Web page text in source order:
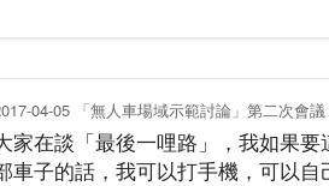
04-05 「無人車場域示範討論」第二次會議
家在談「最後一哩路」，我如果要
車子的話，我可以打手機，可以自